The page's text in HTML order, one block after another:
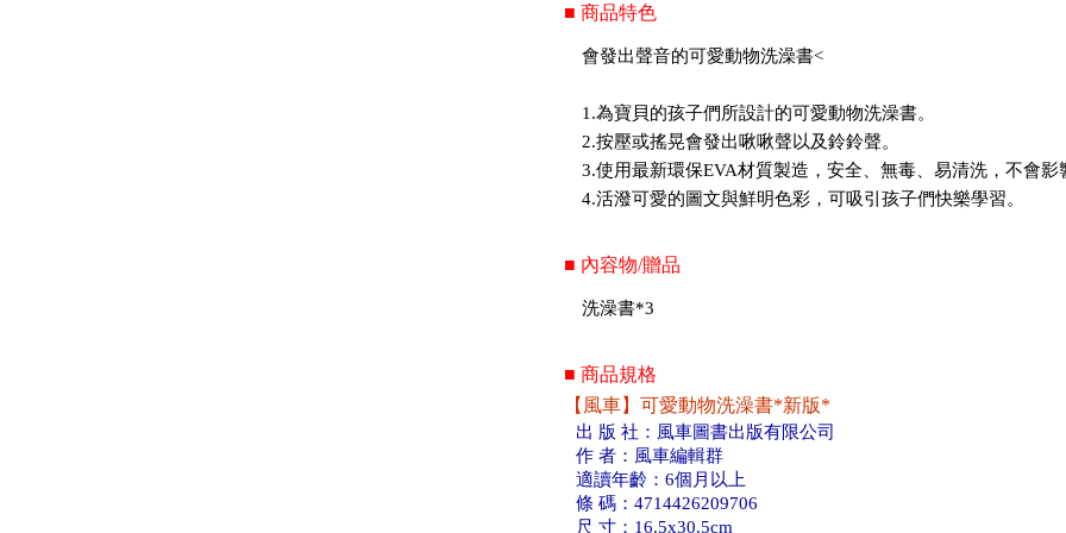
■ 商品特色
會發出聲音的可愛動物洗澡書<
1.為寶貝的孩子們所設計的可愛動物洗澡書。
2.按壓或搖晃會發出啾啾聲以及鈴鈴聲。
3.使用最新環保EVA材質製造，安全、無毒、易清洗，不會影
4.活潑可愛的圖文與鮮明色彩，可吸引孩子們快樂學習。
■ 內容物/贈品
洗澡書*3
■ 商品規格
【風車】可愛動物洗澡書*新版*
出 版 社：風車圖書出版有限公司
作 者：風車編輯群
適讀年齡：6個月以上
條 碼：4714426209706
尺 寸：16.5x30.5cm